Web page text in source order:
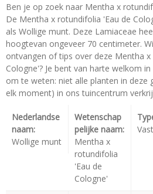
Ben je op zoek naar Mentha x
De Mentha x rotundifolia 'Eau de
als Wollige munt. Deze Lamiaceae
hoogtevan ongeveer 70 centimeter.
ontvangen of tips over deze Mentha
Cologne'? Je bent van harte welkom
om te weten: niet alle planten in deze
elk moment) in ons tuincentrum
Nederlandse
naam:
Wollige munt
Wetenschap
pelijke naam:
Mentha x
rotundifolia
'Eau de
Cologne'